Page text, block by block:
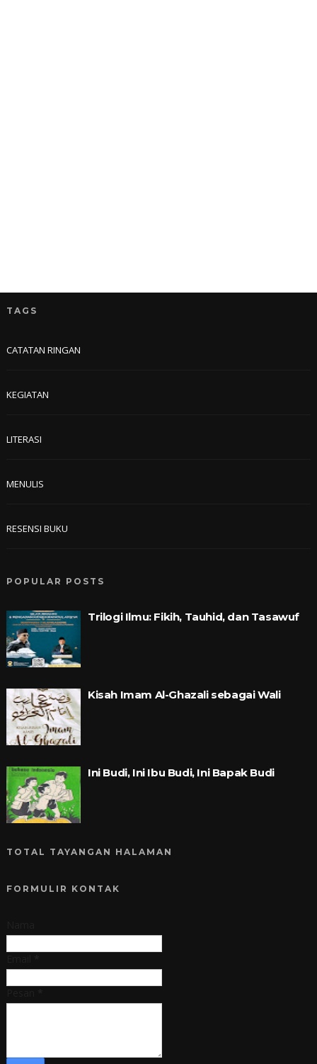
TAGS
CATATAN RINGAN
KEGIATAN
LITERASI
MENULIS
RESENSI BUKU
POPULAR POSTS
Trilogi Ilmu: Fikih, Tauhid, dan Tasawuf
Kisah Imam Al-Ghazali sebagai Wali
Ini Budi, Ini Ibu Budi, Ini Bapak Budi
TOTAL TAYANGAN HALAMAN
FORMULIR KONTAK